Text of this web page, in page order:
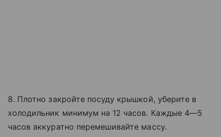
8. Плотно закройте посуду крышкой, уберите в
холодильник минимум на 12 часов. Каждые 4—5
часов аккуратно перемешивайте массу.